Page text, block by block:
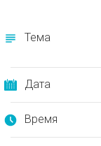
Тема
Дата
Время